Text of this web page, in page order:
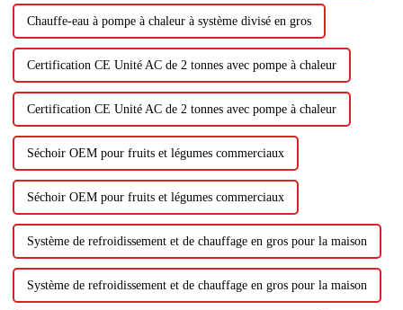
Chauffe-eau à pompe à chaleur à système divisé en gros
Certification CE Unité AC de 2 tonnes avec pompe à chaleur
Certification CE Unité AC de 2 tonnes avec pompe à chaleur
Séchoir OEM pour fruits et légumes commerciaux
Séchoir OEM pour fruits et légumes commerciaux
Système de refroidissement et de chauffage en gros pour la maison
Système de refroidissement et de chauffage en gros pour la maison